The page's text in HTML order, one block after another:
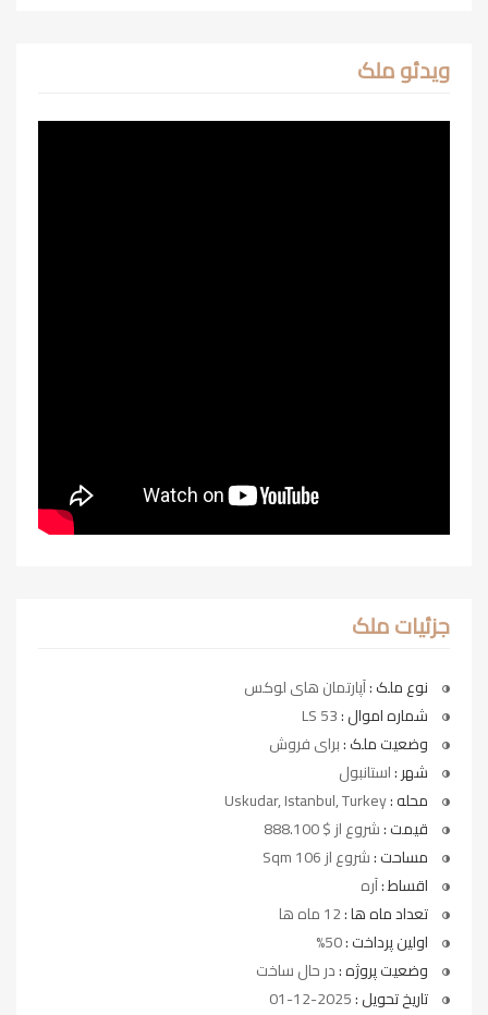
ویدئو ملک
جزئیات ملک
نوع ملک :آپارتمان های لوکس
شماره اموال :
وضعیت ملک :برای فروش
شهر :استانبول
محله :Uskudar, Istanbul, Turkey
قیمت :شروع از $ 888.100
مساحت :شروع از 106 Sqm
اقساط :آره
تعداد ماه ها :12 ماه ها
اولین پرداخت :50%
وضعیت پروژه :در حال ساخت
تاریخ تحویل :2025-12-01